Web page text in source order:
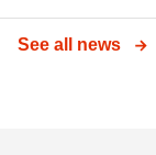
See all news